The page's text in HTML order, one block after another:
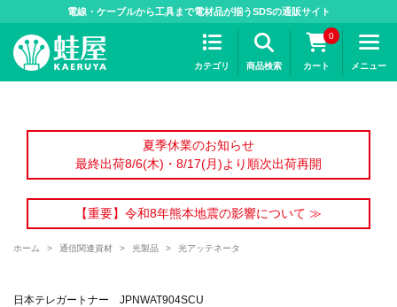
電線・ケーブルから工具まで電材品が揃うSDSの通販サイト
カテゴリ 商品検索
0
カート メニュー
夏季休業のお知らせ
最終出荷8/6(木)・8/17(月)より順次出荷再開
【重要】令和8年熊本地震の影響について ≫
ホーム > 通信関連資材 > 光製品 > 光アッテネータ
日本テレガートナー JPNWAT904SCU